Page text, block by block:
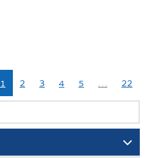
1 2 3 4 5 … 22